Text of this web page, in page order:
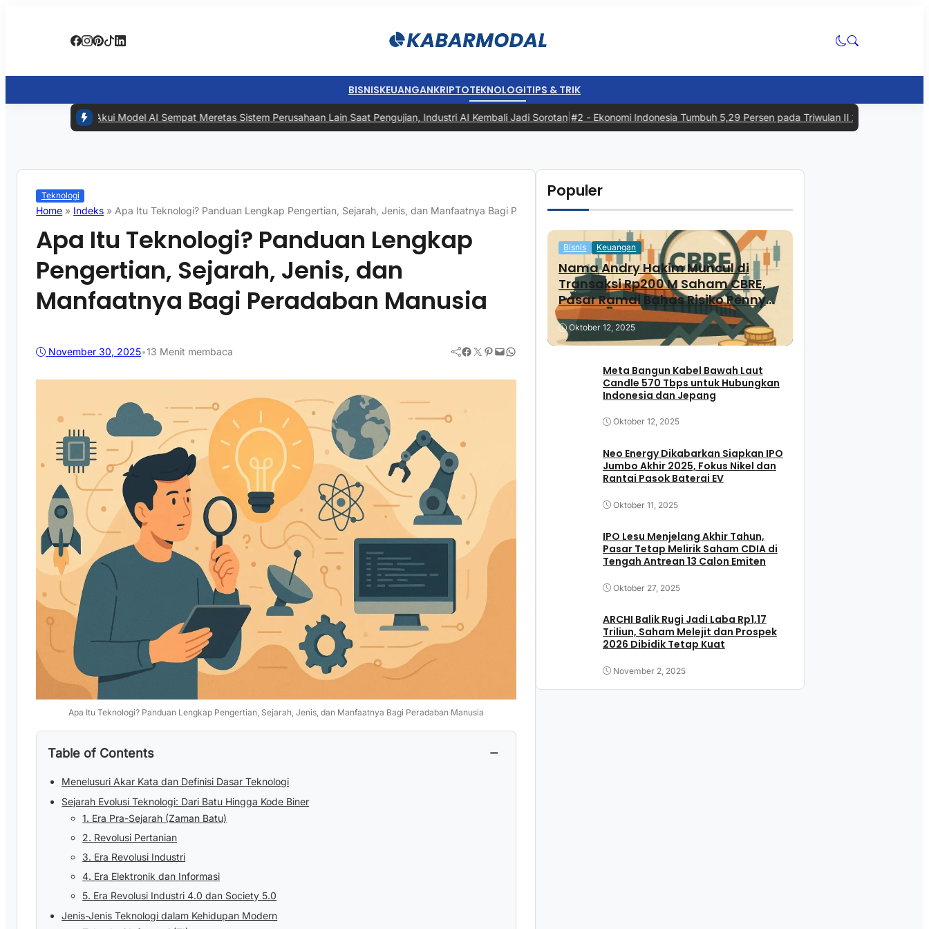
BISNISKEUANGANKRIPTOTEKNOLOGITIPS & TRIK
Meta Akui Model AI Sempat Meretas Sistem Perusahaan Lain Saat Pengujian, Industri AI Kembali Jadi Sorotan|#2 - Ekonomi Indonesia Tumbuh 5,29 Persen pada Triwulan II 2026, Tertinggi
Teknologi
Home » Indeks » Apa Itu Teknologi? Panduan Lengkap Pengertian, Sejarah, Jenis, dan Manfaatnya Bagi Peradaban Manusia
Apa Itu Teknologi? Panduan Lengkap
Pengertian, Sejarah, Jenis, dan
Manfaatnya Bagi Peradaban Manusia
November 30, 2025•13 Menit membaca Facebook Twitter Pinterest Mail WhatsApp
Apa Itu Teknologi? Panduan Lengkap Pengertian, Sejarah, Jenis, dan Manfaatnya Bagi Peradaban Manusia
Table of Contents −
Menelusuri Akar Kata dan Definisi Dasar Teknologi
Sejarah Evolusi Teknologi: Dari Batu Hingga Kode Biner
1. Era Pra-Sejarah (Zaman Batu)
2. Revolusi Pertanian
3. Era Revolusi Industri
4. Era Elektronik dan Informasi
5. Era Revolusi Industri 4.0 dan Society 5.0
Jenis-Jenis Teknologi dalam Kehidupan Modern
Populer
Bisnis Keuangan
Nama Andry Hakim Muncul di
Transaksi Rp200 M Saham CBRE,
Pasar Ramai Bahas Risiko Penny
Stock
Oktober 12, 2025
Meta Bangun Kabel Bawah Laut
Candle 570 Tbps untuk Hubungkan
Indonesia dan Jepang
Oktober 12, 2025
Neo Energy Dikabarkan Siapkan IPO
Jumbo Akhir 2025, Fokus Nikel dan
Rantai Pasok Baterai EV
Oktober 11, 2025
IPO Lesu Menjelang Akhir Tahun,
Pasar Tetap Melirik Saham CDIA di
Tengah Antrean 13 Calon Emiten
Oktober 27, 2025
ARCHI Balik Rugi Jadi Laba Rp1,17
Triliun, Saham Melejit dan Prospek
2026 Dibidik Tetap Kuat
November 2, 2025